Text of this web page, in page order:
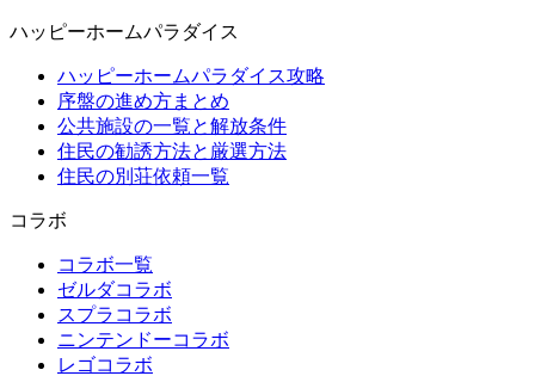
ハッピーホームパラダイス
ハッピーホームパラダイス攻略
序盤の進め方まとめ
公共施設の一覧と解放条件
住民の勧誘方法と厳選方法
住民の別荘依頼一覧
コラボ
コラボ一覧
ゼルダコラボ
スプラコラボ
ニンテンドーコラボ
レゴコラボ